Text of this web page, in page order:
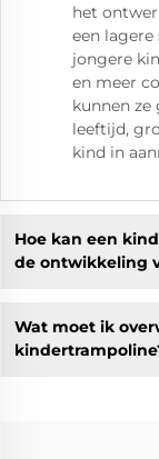
het
een
jongere
en meer
kunnen ze
leeftijd,
kind in
Hoe kan een
de ontwikkeling
Wat moet ik